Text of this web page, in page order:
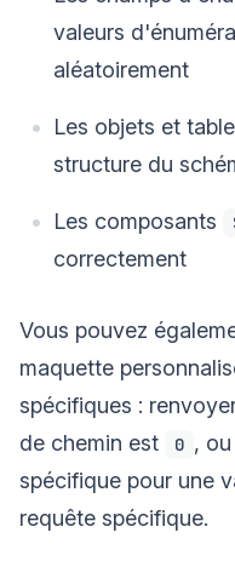
valeurs
aléatoirement
Les objets et
structure du
Les composants
correctement
Vous pouvez
maquette
spécifiques :
de chemin est
0 ,
spécifique pour une
requête spécifique.